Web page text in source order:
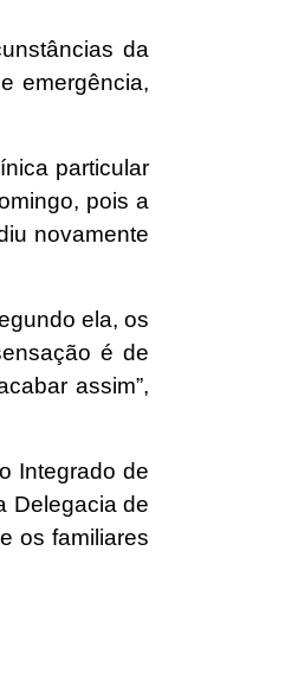
da
emergência,
particular
pois a
novamente
ela, os
é de
assim”,
Integrado de
Delegacia de
os familiares